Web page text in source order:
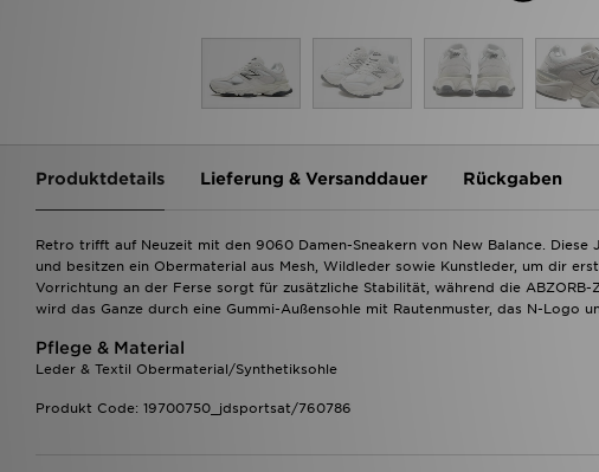
Produktdetails Lieferung & Versanddauer Rückgaben
Retro trifft auf Neuzeit mit den 9060 Damen-Sneakern von New Balance.
und besitzen ein Obermaterial aus Mesh, Wildleder sowie Kunstleder, um dir
Vorrichtung an der Ferse sorgt für zusätzliche Stabilität, während die
wird das Ganze durch eine Gummi-Außensohle mit Rautenmuster, das N-Logo
Pflege & Material
Leder & Textil Obermaterial/Synthetiksohle
Produkt Code: 19700750_jdsportsat/760786